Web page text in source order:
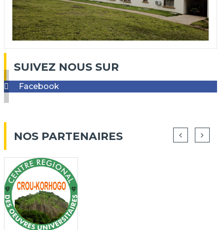
SUIVEZ NOUS SUR
Facebook
NOS PARTENAIRES